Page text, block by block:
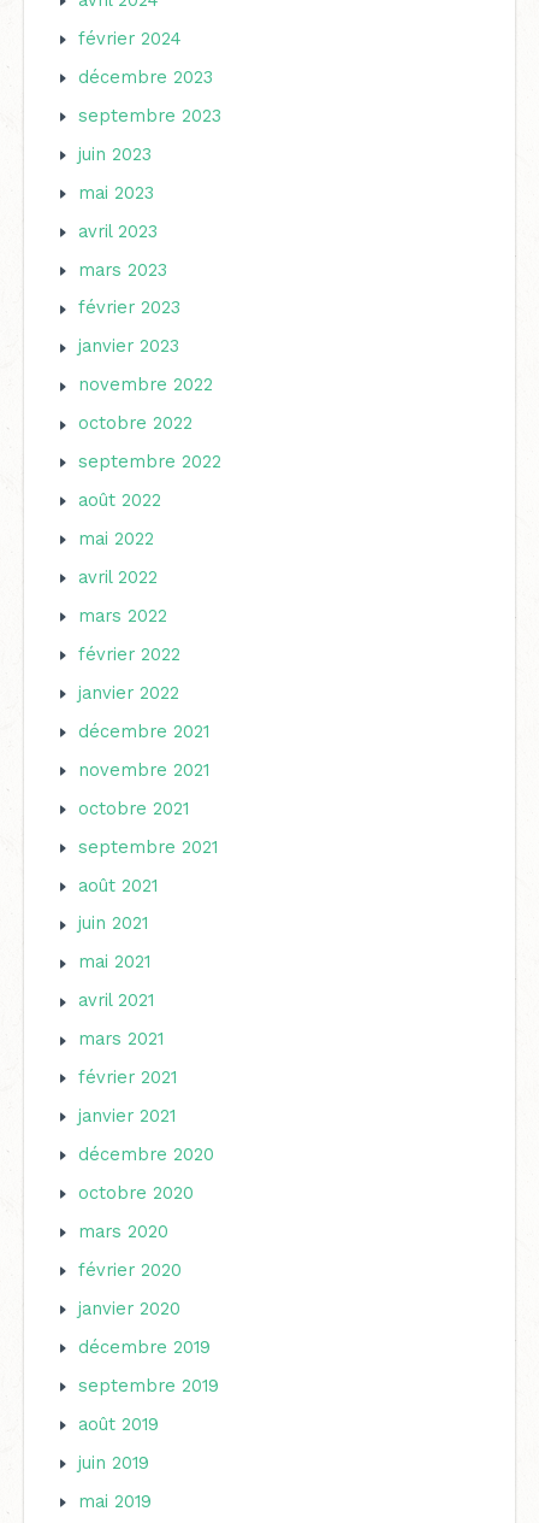
février 2024
décembre 2023
septembre 2023
juin 2023
mai 2023
avril 2023
mars 2023
février 2023
janvier 2023
novembre 2022
octobre 2022
septembre 2022
août 2022
mai 2022
avril 2022
mars 2022
février 2022
janvier 2022
décembre 2021
novembre 2021
octobre 2021
septembre 2021
août 2021
juin 2021
mai 2021
avril 2021
mars 2021
février 2021
janvier 2021
décembre 2020
octobre 2020
mars 2020
février 2020
janvier 2020
décembre 2019
septembre 2019
août 2019
juin 2019
mai 2019